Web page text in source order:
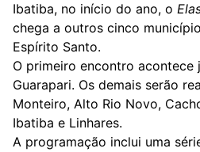
Ibatiba, no início do ano, o
chega a outros cinco
Espírito Santo.
O primeiro encontro acontece
Guarapari. Os demais serão
Monteiro, Alto Rio Novo,
Ibatiba e Linhares.
A programação inclui uma